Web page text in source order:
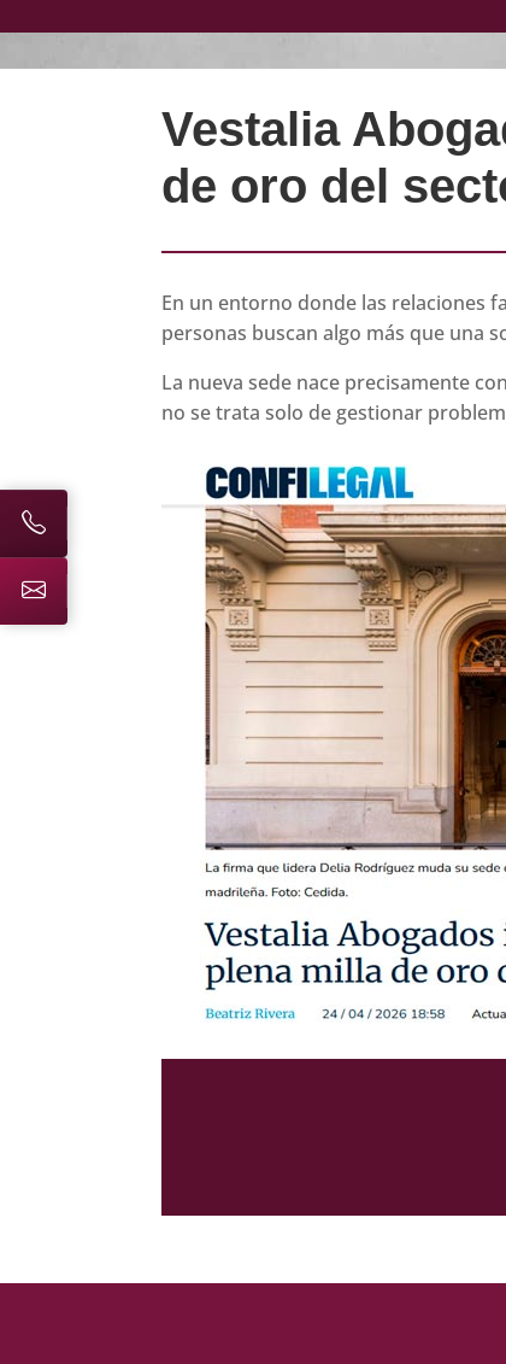
Vestalia
de oro del
En un entorno donde las relaciones
personas buscan algo más que una
La nueva sede nace precisamente
no se trata solo de gestionar